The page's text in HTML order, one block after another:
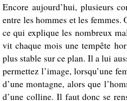
Encore aujourd’hui, plusieurs
entre les hommes et les femmes.
ce qui explique les nombreux
vit chaque mois une tempête
plus stable sur ce plan. Il a lui
permettez l’image, lorsqu’une
d’une montagne, alors que
d’une colline. Il faut donc se